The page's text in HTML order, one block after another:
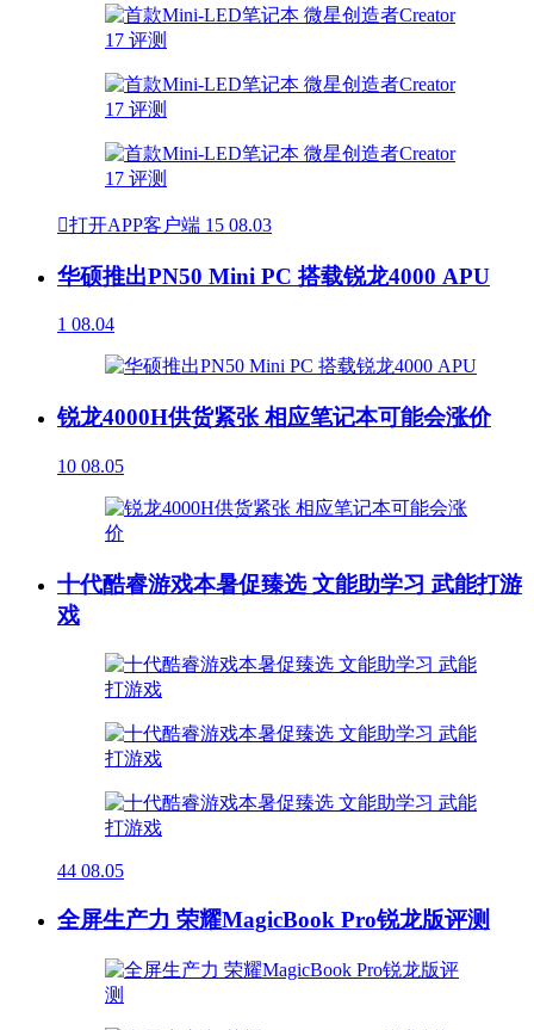
打开APP客户端 15 08.03
华硕推出PN50 Mini PC 搭载锐龙4000 APU
1 08.04
锐龙4000H供货紧张 相应笔记本可能会涨价
10 08.05
十代酷睿游戏本暑促臻选 文能助学习 武能打游
戏
44 08.05
全屏生产力 荣耀MagicBook Pro锐龙版评测